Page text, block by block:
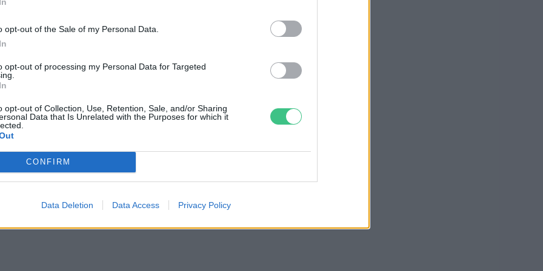
opt-out of the Sale of my Personal Data.
opt-out of processing my Personal Data for Targeted
opt-out of Collection, Use, Retention, Sale, and/or Sharing
Data that Is Unrelated with the Purposes for which it
CONFIRM
Data Deletion Data Access Privacy Policy
jövője – Vajon labdába
mellett abortermelőkvédelmét is
borászati termékek
érinti a borágazat tisztességes
kontroll a borász társadalom alapvető